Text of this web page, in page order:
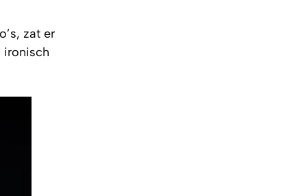
zat er
ironisch